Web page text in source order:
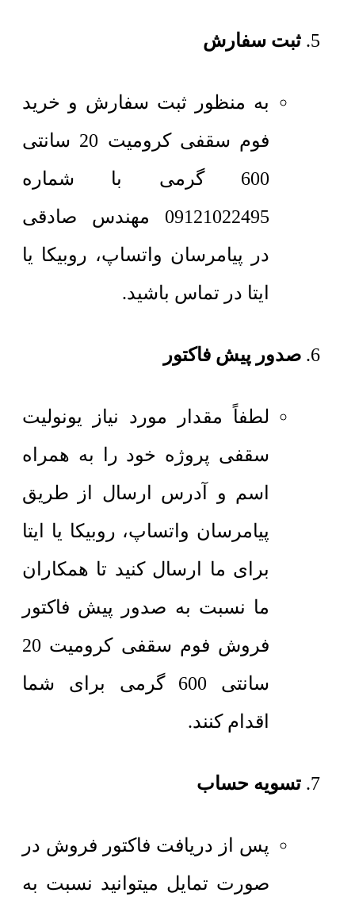
ثبت سفارش
به منظور ثبت سفارش و خرید
فوم سقفی کرومیت 20 سانتی
600 گرمی با شماره
09121022495 مهندس صادقی
در پیامرسان واتساپ، روبیکا یا
ایتا در تماس باشید.
صدور پیش فاکتور
لطفاً مقدار مورد نیاز یونولیت
سقفی پروژه خود را به همراه
اسم و آدرس ارسال از طریق
پیامرسان واتساپ، روبیکا یا ایتا
برای ما ارسال کنید تا همکاران
ما نسبت به صدور پیش فاکتور
فروش فوم سقفی کرومیت 20
سانتی 600 گرمی برای شما
اقدام کنند.
تسویه حساب
پس از دریافت فاکتور فروش در
صورت تمایل میتوانید نسبت به